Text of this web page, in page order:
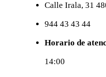
Calle Irala, 31
944 43 43 44
Horario de
14:00